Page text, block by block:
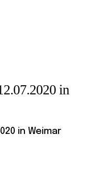
in
in Weimar